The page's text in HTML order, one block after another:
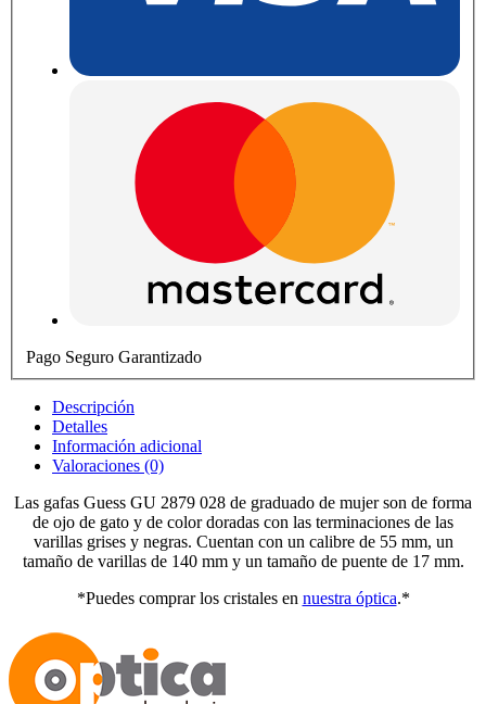
Pago Seguro Garantizado
Descripción
Detalles
Información adicional
Valoraciones (0)
Las gafas Guess GU 2879 028 de graduado de mujer son de forma
de ojo de gato y de color doradas con las terminaciones de las
varillas grises y negras. Cuentan con un calibre de 55 mm, un
tamaño de varillas de 140 mm y un tamaño de puente de 17 mm.
*Puedes comprar los cristales en nuestra óptica.*